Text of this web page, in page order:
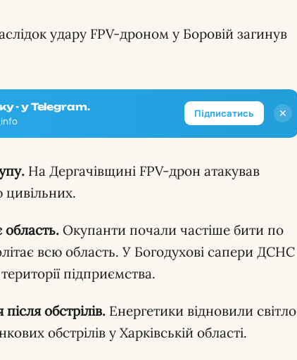
удару FPV-дроном у Боровій загинув
✕
- у Telegram.
Підписатись
На Дергачівщині FPV-дрон атакував
цивільних.
область. Окупанти почали частіше бити по
всю область. У Богодухові сапери ДСНС
підприємства.
обстрілів. Енергетики відновили світло
обстрілів у Харківській області.